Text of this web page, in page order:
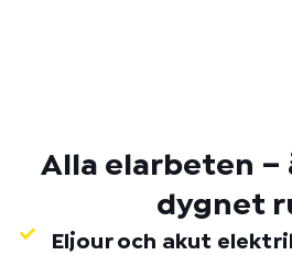
Alla elarbeten –
dygnet
Eljour och akut